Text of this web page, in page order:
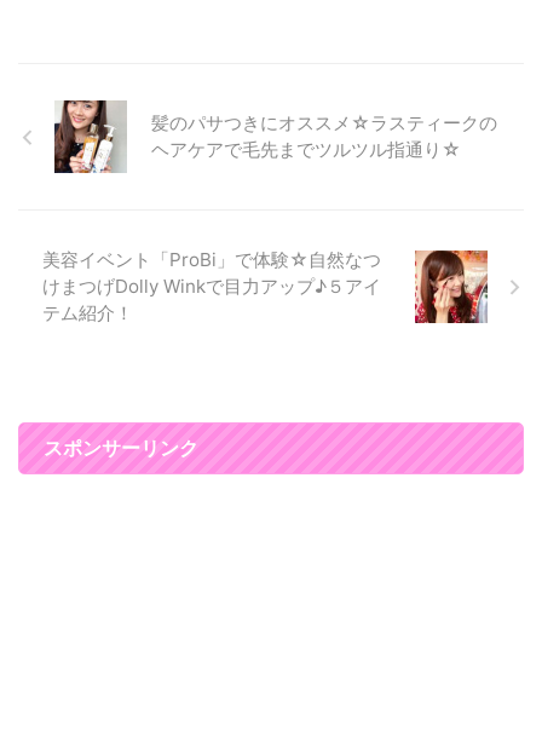
リアウィズでヘアセット♪髪が変
わると気分が上がって写真写りが
よくなる♪ ヘアセットは新宿にあ
るエミリアウィズでやってもらい
私は、今回初 ...
髪のパサつきにオススメ☆ラスティークの
ヘアケアで毛先までツルツル指通り☆
美容イベント「ProBi」で体験☆自然なつ
けまつげDolly Winkで目力アップ♪５アイ
テム紹介！
スポンサーリンク